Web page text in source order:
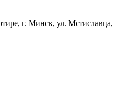
г. Минск, ул. Мстиславца,